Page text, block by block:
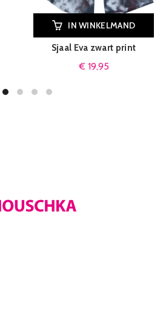
IN WINKELMAND
Sjaal Eva zwart print
€ 19,95